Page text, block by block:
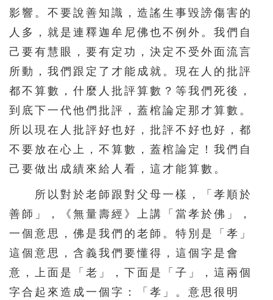
影響。不要說善知識，造謠生事毀謗傷害的
人多，就是連釋迦牟尼佛也不例外。我們自
己要有慧眼，要有定功，決定不受外面流言
所動，我們跟定了才能成就。現在人的批評
都不算數，什麼人批評算數？等我們死後，
到底下一代他們批評，蓋棺論定那才算數。
所以現在人批評好也好，批評不好也好，都
不要放在心上，不算數，蓋棺論定！我們自
己要做出成績來給人看，這才能算數。
所以對於老師跟對父母一樣，「孝順於
善師」，《無量壽經》上講「當孝於佛」，
一個意思，佛是我們的老師。特別是「孝」
這個意思，含義我們要懂得，這個字是會
意，上面是「老」，下面是「子」，這兩個
字合起來造成一個字：「孝」。意思很明